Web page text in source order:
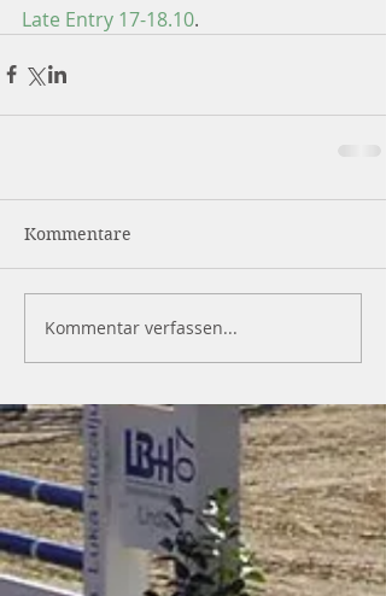
Late Entry 17-18.10.
Kommentare
Kommentar verfassen...